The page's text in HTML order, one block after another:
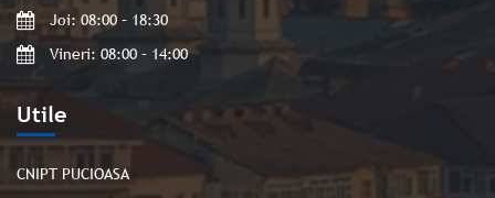
Utile
CNIPT PUCIOASA
Joi: 08:00 – 18:30
Vineri: 08:00 – 14:00